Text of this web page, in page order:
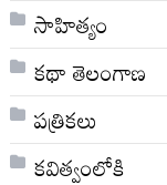
సాహిత్యం
కథా తెలంగాణ
పత్రికలు
కవిత్వంలోకి